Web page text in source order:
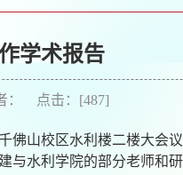
学术报告
： 点击：[487]
佛山校区水利楼二楼大会
与水利学院的部分老师和